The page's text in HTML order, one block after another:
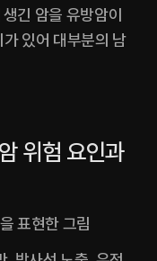
긴 암을 유방암이
있어 대부분의 남
위험 요인과